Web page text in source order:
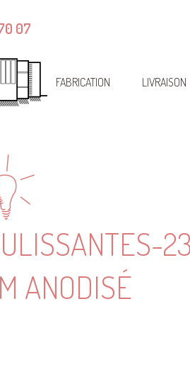
07
FABRICATION LIVRAISON
ANODISÉ